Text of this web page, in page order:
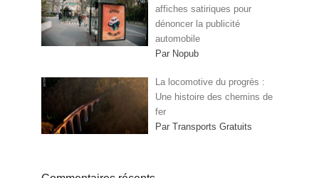
affiches satiriques pour
dénoncer la publicité
automobile
Par Nopub
La locomotive du progrès :
Une histoire des chemins de
fer
Par Transports Gratuits